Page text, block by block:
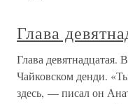
Глава
Глава
Чайковском денди.
здесь, — писал он